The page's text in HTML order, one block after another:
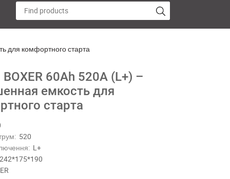
для комфортного старта
60Ah 520A (L+) –
емкость для
старта
520
L+
242*175*190